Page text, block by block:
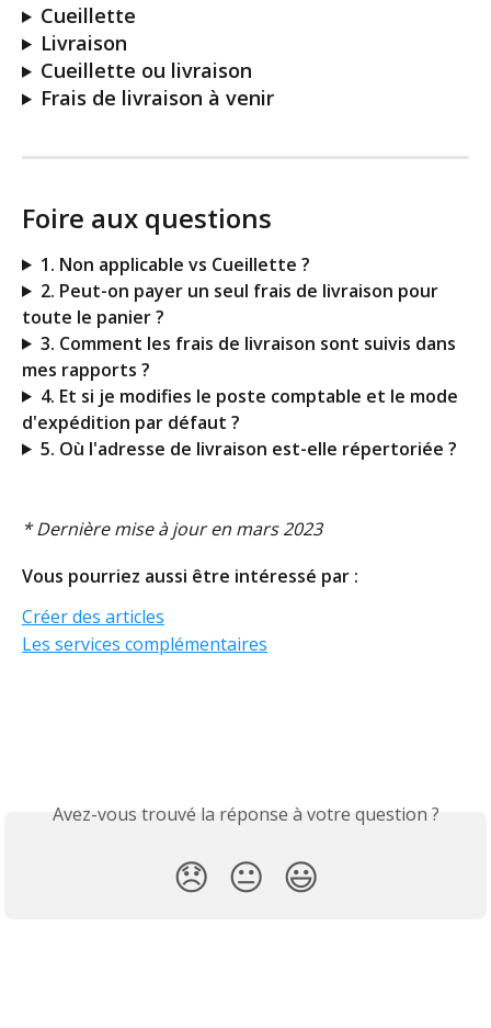
Cueillette
Livraison
Cueillette ou livraison
Frais de livraison à venir
Foire aux questions
1. Non applicable vs Cueillette ?
2. Peut-on payer un seul frais de livraison pour
toute le panier ?
3. Comment les frais de livraison sont suivis dans
mes rapports ?
4. Et si je modifies le poste comptable et le mode
d'expédition par défaut ?
5. Où l'adresse de livraison est-elle répertoriée ?
* Dernière mise à jour en mars 2023
Vous pourriez aussi être intéressé par :
Créer des articles
Les services complémentaires
Avez-vous trouvé la réponse à votre question ?
😞 😐 😃